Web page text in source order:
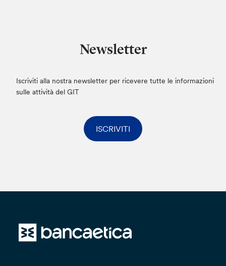
Regolamento (UE) 2016/679, avverrà in modo
da garantire la sicurezza e la riservatezza e
elettronici. I dati che comunicherai saranno
conservati non oltre il tempo strettamente
necessario per dare seguito alla tua istanza.
I dati personali potranno essere trasferiti anche
in Paesi Terzi, con ciò intendendo paesi non
appartenenti all’Unione Europea o allo Spazio
o, in caso contrario, esclusivamente previa
contrattualizzazione di Clausole Contrattuali
Newsletter
Iscriviti alla nostra newsletter per ricevere tutte le informazioni
sulle attività del GIT
ISCRIVITI